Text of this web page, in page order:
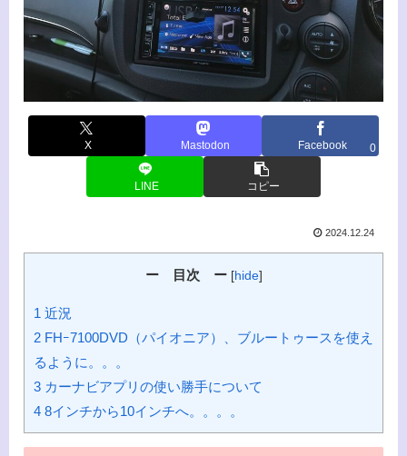
X Mastodon Facebook 0
LINE コピー
2024.12.24
ー 目次 ー [hide]
1 近況
2 FHｰ7100DVD（パイオニア）、ブルートゥースを使え
るように。。。
3 カーナビアプリの使い勝手について
4 8インチから10インチへ。。。。